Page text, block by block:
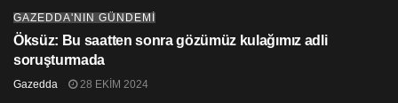
GAZEDDA'NIN GÜNDEMİ
Öksüz: Bu saatten sonra gözümüz kulağımız adli
soruşturmada
Gazedda 28 EKIM 2024